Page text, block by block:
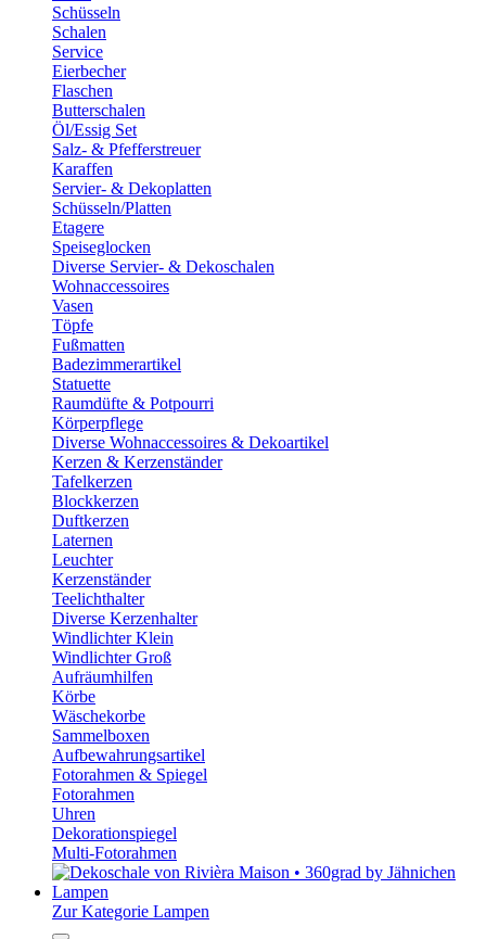
Schüsseln
Schalen
Service
Eierbecher
Flaschen
Butterschalen
Öl/Essig Set
Salz- & Pfefferstreuer
Karaffen
Servier- & Dekoplatten
Schüsseln/Platten
Etagere
Speiseglocken
Diverse Servier- & Dekoschalen
Wohnaccessoires
Vasen
Töpfe
Fußmatten
Badezimmerartikel
Statuette
Raumdüfte & Potpourri
Körperpflege
Diverse Wohnaccessoires & Dekoartikel
Kerzen & Kerzenständer
Tafelkerzen
Blockkerzen
Duftkerzen
Laternen
Leuchter
Kerzenständer
Teelichthalter
Diverse Kerzenhalter
Windlichter Klein
Windlichter Groß
Aufräumhilfen
Körbe
Wäschekorbe
Sammelboxen
Aufbewahrungsartikel
Fotorahmen & Spiegel
Fotorahmen
Uhren
Dekorationspiegel
Multi-Fotorahmen
Lampen
Zur Kategorie Lampen